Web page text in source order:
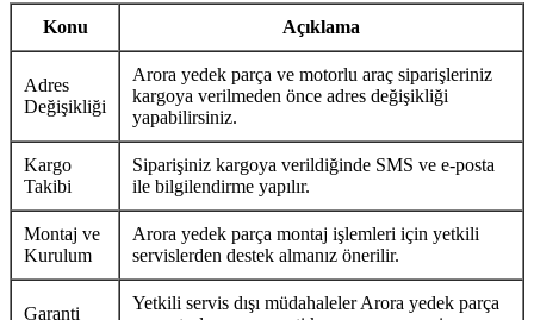
Konu Açıklama
Adres
Değişikliği
Arora yedek parça ve motorlu araç siparişleriniz
kargoya verilmeden önce adres değişikliği
yapabilirsiniz.
Kargo
Takibi
Siparişiniz kargoya verildiğinde SMS ve e-posta
ile bilgilendirme yapılır.
Montaj ve
Kurulum
Arora yedek parça montaj işlemleri için yetkili
servislerden destek almanız önerilir.
Garanti
Yetkili servis dışı müdahaleler Arora yedek parça